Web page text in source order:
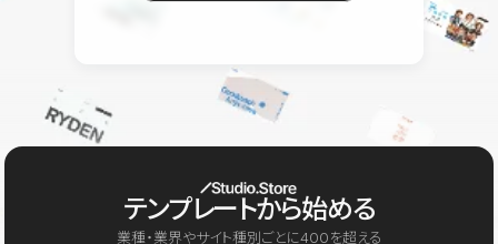
テンプレートから始める
業種・業界やサイト種別ごとに400を超える